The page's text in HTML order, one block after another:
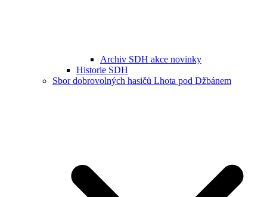
Archiv SDH akce novinky
Historie SDH
Sbor dobrovolných hasičů Lhota pod Džbánem